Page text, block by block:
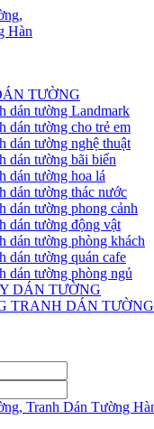
TƯỜNG
dán tường Landmark
dán tường cho trẻ em
dán tường nghệ thuật
dán tường bãi biển
dán tường hoa lá
dán tường thác nước
dán tường phong cảnh
dán tường động vật
dán tường phòng khách
dán tường quán cafe
dán tường phòng ngủ
DÁN TƯỜNG
TRANH DÁN TƯỜNG